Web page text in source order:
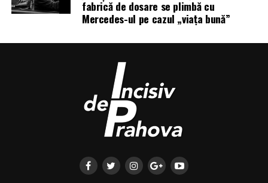
fabrică de dosare se plimbă cu
Mercedes-ul pe cazul „viața bună”